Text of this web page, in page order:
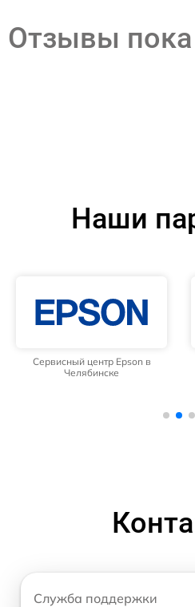
Отзывы
Наши
Сервисный центр Epson в
Челябинске
Служба поддержки